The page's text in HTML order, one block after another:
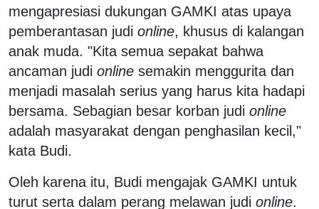
mengapresiasi dukungan GAMKI atas upaya
pemberantasan judi online, khusus di kalangan
anak muda. "Kita semua sepakat bahwa
ancaman judi online semakin menggurita dan
menjadi masalah serius yang harus kita hadapi
bersama. Sebagian besar korban judi online
adalah masyarakat dengan penghasilan kecil,"
kata Budi.
Oleh karena itu, Budi mengajak GAMKI untuk
turut serta dalam perang melawan judi online.